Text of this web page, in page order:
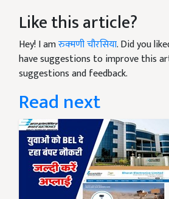
Like this article?
Hey! I amरुक्मणी चौरसिया. Did you
have suggestions to improve this
suggestions and feedback.
Read next